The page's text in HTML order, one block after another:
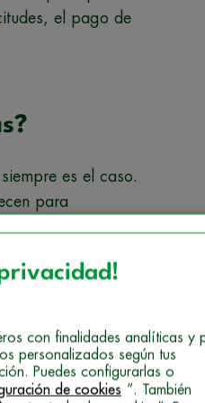
el pago de
es el caso.
para
donde no se
en las
con finalidades analíticas y
personalizados según tus
Puedes configurarlas o
de cookies ”. También